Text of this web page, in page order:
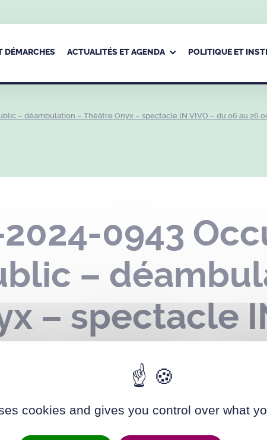
DÉMARCHES ACTUALITÉS ET AGENDA POLITIQUE ET
– déambulation – Théâtre Onyx – spectacle IN VIVO – du 06 au 26
0943
–
– spectacle
2024
cookies and gives you control over what